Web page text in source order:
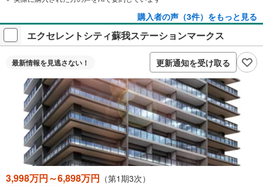
繁華街や風俗街から離れた静かな地域で、家族で安心して
生活を楽しめます。
購入者の声（3件）をもっと見る
エクセレントシティ蘇我ステーションマークス
最新情報を見逃さない！ 更新通知を受け取る
3,998万円～6,898万円 （第1期3次）